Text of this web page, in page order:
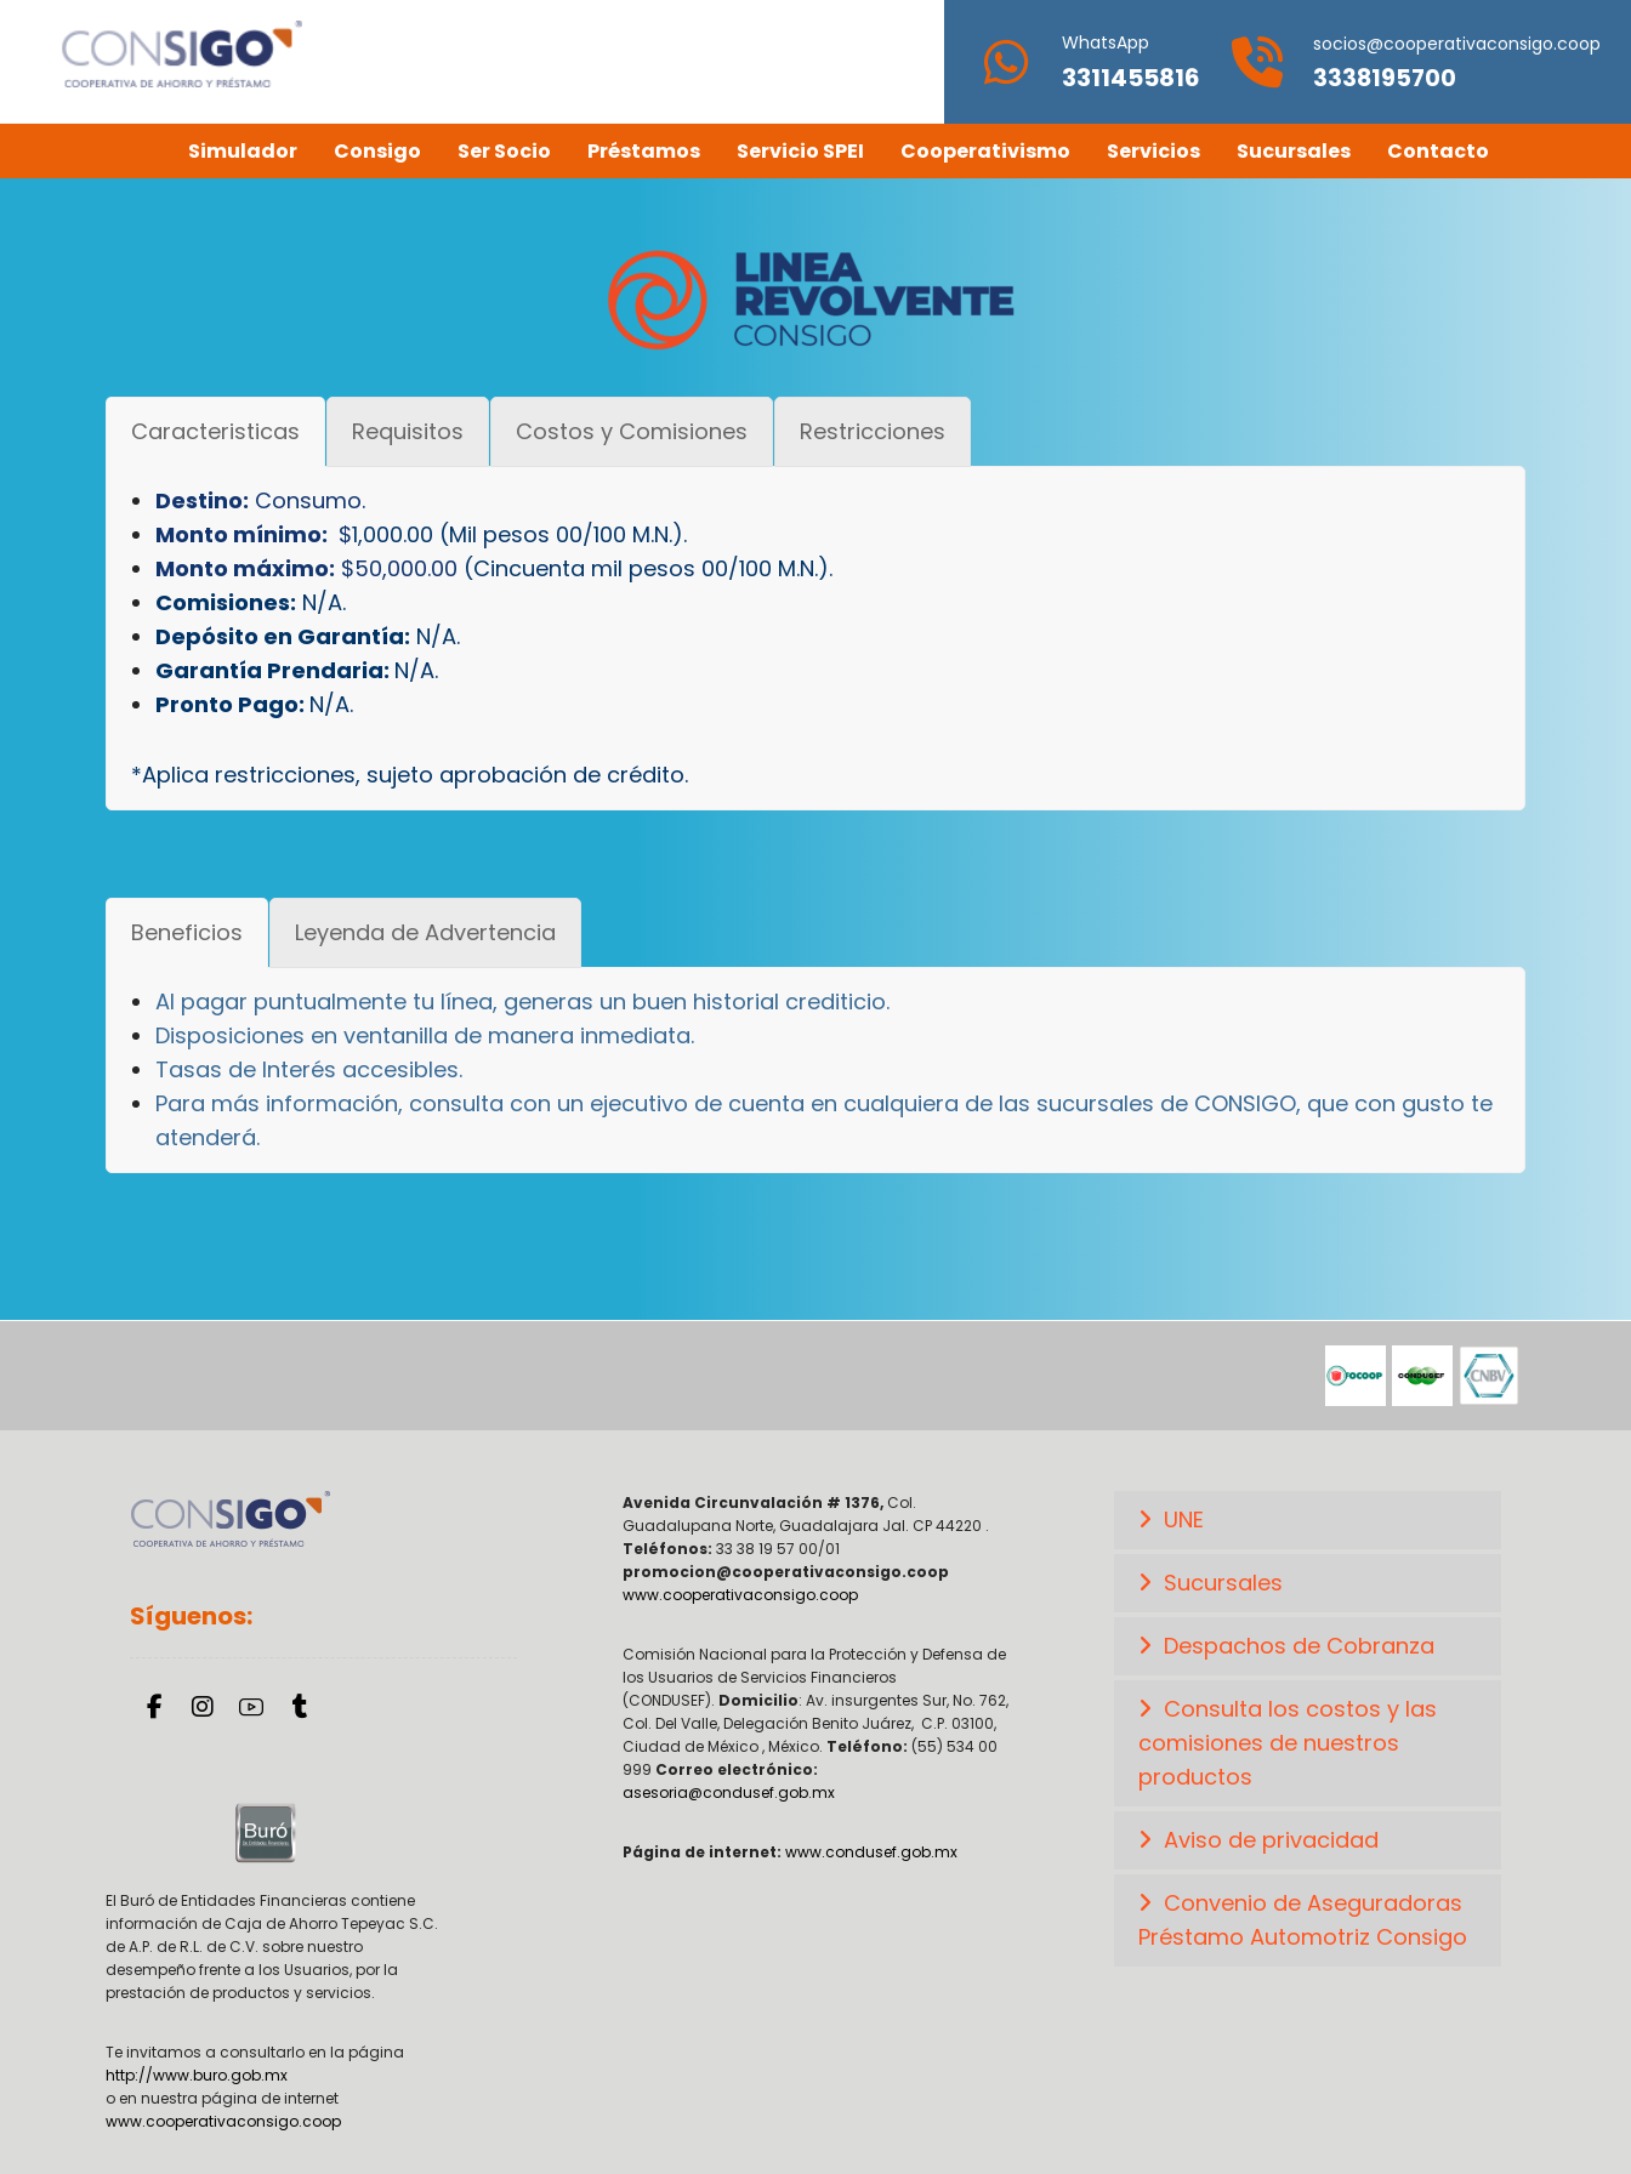
socios@cooperativaconsigo.coop
3338195700
WhatsApp
3311455816
Simulador Consigo Ser Socio Préstamos Servicio SPEI Cooperativismo Servicios Sucursales Contacto
Caracteristicas Requisitos Costos y Comisiones Restricciones
Destino: Consumo.
Monto mínimo: $1,000.00 (Mil pesos 00/100 M.N.).
Monto máximo: $50,000.00 (Cincuenta mil pesos 00/100 M.N.).
Comisiones: N/A.
Depósito en Garantía: N/A.
Garantía Prendaria: N/A.
Pronto Pago: N/A.
*Aplica restricciones, sujeto aprobación de crédito.
Beneficios Leyenda de Advertencia
Al pagar puntualmente tu línea, generas un buen historial crediticio.
Disposiciones en ventanilla de manera inmediata.
Tasas de Interés accesibles.
Para más información, consulta con un ejecutivo de cuenta en cualquiera de las sucursales de CONSIGO, que con gusto te
atenderá.
Síguenos:
El Buró de Entidades Financieras contiene
información de Caja de Ahorro Tepeyac S.C.
de A.P. de R.L. de C.V. sobre nuestro
desempeño frente a los Usuarios, por la
prestación de productos y servicios.
Te invitamos a consultarlo en la página
http://www.buro.gob.mx
o en nuestra página de internet
www.cooperativaconsigo.coop
Avenida Circunvalación # 1376, Col.
Guadalupana Norte, Guadalajara Jal. CP 44220 .
Teléfonos: 33 38 19 57 00/01
promocion@cooperativaconsigo.coop
www.cooperativaconsigo.coop
Comisión Nacional para la Protección y Defensa de
los Usuarios de Servicios Financieros
(CONDUSEF). Domicilio: Av. insurgentes Sur, No. 762,
Col. Del Valle, Delegación Benito Juárez, C.P. 03100,
Ciudad de México , México. Teléfono: (55) 534 00
999 Correo electrónico:
asesoria@condusef.gob.mx
Página de internet: www.condusef.gob.mx
UNE
Sucursales
Despachos de Cobranza
Consulta los costos y las
comisiones de nuestros
productos
Aviso de privacidad
Convenio de Aseguradoras
Préstamo Automotriz Consigo